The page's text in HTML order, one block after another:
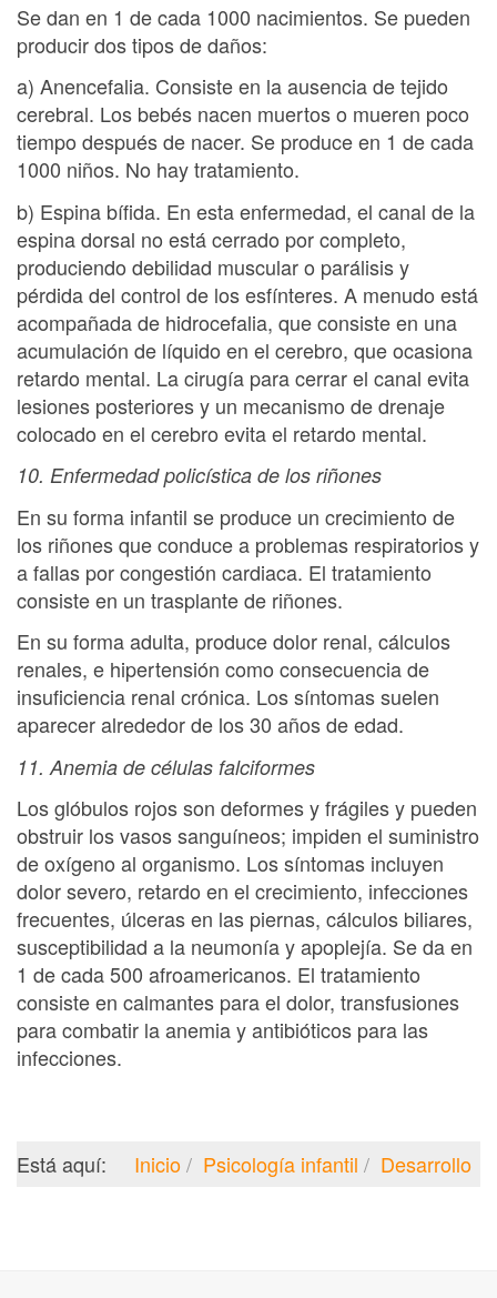
Se dan en 1 de cada 1000 nacimientos. Se pueden
producir dos tipos de daños:
a) Anencefalia. Consiste en la ausencia de tejido
cerebral. Los bebés nacen muertos o mueren poco
tiempo después de nacer. Se produce en 1 de cada
1000 niños. No hay tratamiento.
b) Espina bífida. En esta enfermedad, el canal de la
espina dorsal no está cerrado por completo,
produciendo debilidad muscular o parálisis y
pérdida del control de los esfínteres. A menudo está
acompañada de hidrocefalia, que consiste en una
acumulación de líquido en el cerebro, que ocasiona
retardo mental. La cirugía para cerrar el canal evita
lesiones posteriores y un mecanismo de drenaje
colocado en el cerebro evita el retardo mental.
10. Enfermedad policística de los riñones
En su forma infantil se produce un crecimiento de
los riñones que conduce a problemas respiratorios y
a fallas por congestión cardiaca. El tratamiento
consiste en un trasplante de riñones.
En su forma adulta, produce dolor renal, cálculos
renales, e hipertensión como consecuencia de
insuficiencia renal crónica. Los síntomas suelen
aparecer alrededor de los 30 años de edad.
11. Anemia de células falciformes
Los glóbulos rojos son deformes y frágiles y pueden
obstruir los vasos sanguíneos; impiden el suministro
de oxígeno al organismo. Los síntomas incluyen
dolor severo, retardo en el crecimiento, infecciones
frecuentes, úlceras en las piernas, cálculos biliares,
susceptibilidad a la neumonía y apoplejía. Se da en
1 de cada 500 afroamericanos. El tratamiento
consiste en calmantes para el dolor, transfusiones
para combatir la anemia y antibióticos para las
infecciones.
Está aquí: Inicio Psicología infantil Desarrollo